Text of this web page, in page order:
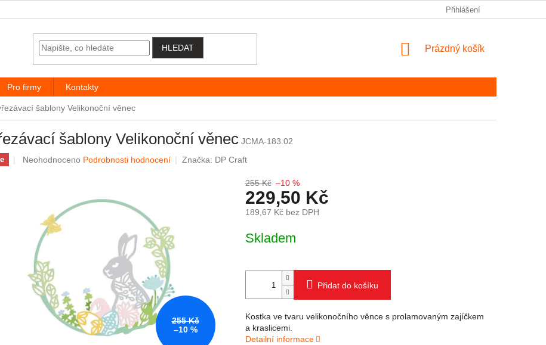
Přihlášení
HLEDAT NÁKUPNÍ KOŠÍK
Prázdný košík
Pro firmy Kontakty
šablony Velikonoční věnec
šablony Velikonoční věnec JCMA-183.02
Průměrné hodnocení produktu je 0,0 z 5 hvězdiček.
Neohodnoceno Podrobnosti hodnocení Značka: DP Craft
255 Kč
–10 %
255 Kč –10 %
229,50 Kč
189,67 Kč bez DPH
Skladem
Přidat do košíku
Kostka ve tvaru velikonočního věnce s prolamovaným zajíčkem
a kraslicemi.
Detailní informace